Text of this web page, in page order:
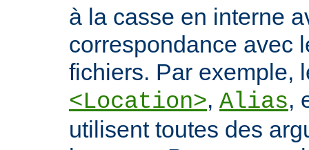
à la casse en interne
correspondance avec
fichiers. Par exemple,
<Location>, Alias,
utilisent toutes des